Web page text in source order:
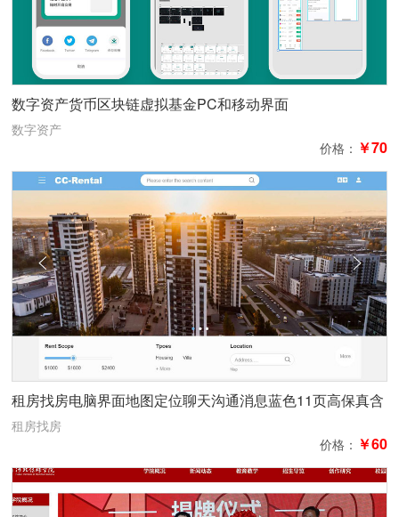
数字资产货币区块链虚拟基金PC和移动界面
数字资产
价格： ￥70
租房找房电脑界面地图定位聊天沟通消息蓝色11页高保真含
交互
租房找房
价格： ￥60